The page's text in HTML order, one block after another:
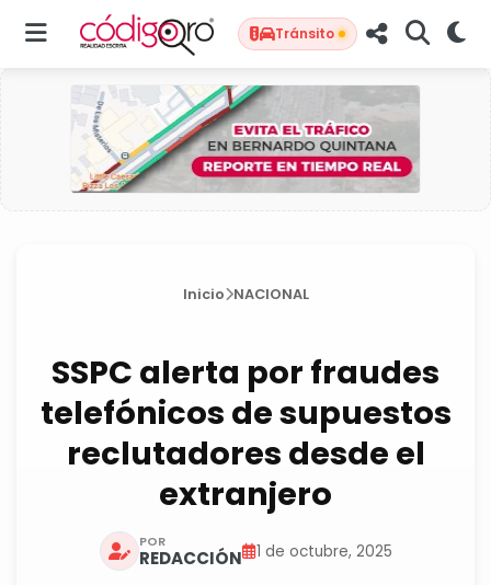
Tránsito
Inicio NACIONAL
SSPC alerta por fraudes
telefónicos de supuestos
reclutadores desde el
extranjero
POR
REDACCIÓN 1 de octubre, 2025